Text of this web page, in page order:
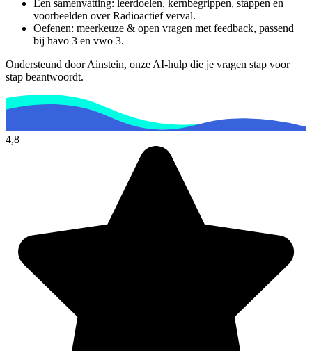
Een samenvatting: leerdoelen, kernbegrippen, stappen en
voorbeelden overRadioactief verval.
Oefenen: meerkeuze & open vragen met feedback, passend
bij havo 3 en vwo 3.
Ondersteund door Ainstein, onze AI-hulp die je vragen stap voor
stap beantwoordt.
4,8